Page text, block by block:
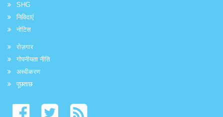
SHG
निविदाएं
नोटिस
रोज़गार
गोपनीयता नीति
अस्वीकरण
पूछताछ